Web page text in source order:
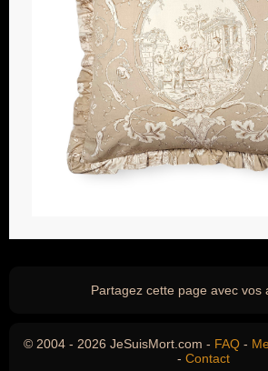
Partagez cette page avec vos
© 2004 - 2026 JeSuisMort.com - FAQ -
- Contact